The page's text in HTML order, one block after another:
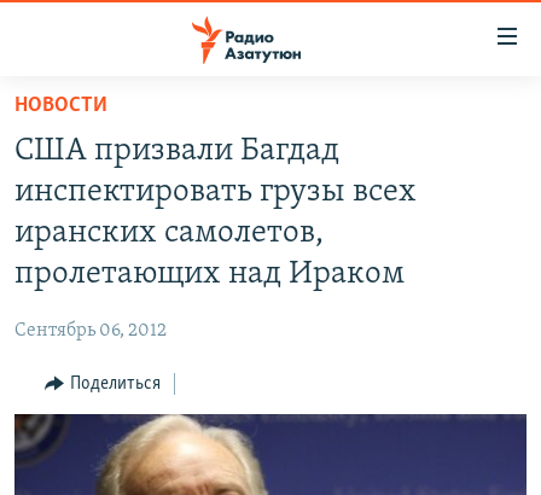
Перейти
основному
содержанию
основной
Перейти
поиску
НОВОСТИ
РЕГИОН
НАГОРНЫЙ КАРАБАХ
КУЛЬТУРА
НОВОСТИ
США призвали Багдад
инспектировать грузы всех
иранских самолетов,
пролетающих над Ираком
Сентябрь 06, 2012
Поделиться